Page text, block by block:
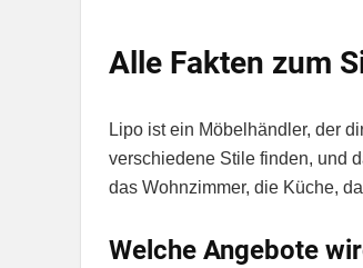
Alle Fakten zum
Lipo ist ein Möbelhändler, der
verschiedene Stile finden, und
das Wohnzimmer, die Küche,
Welche Angebote